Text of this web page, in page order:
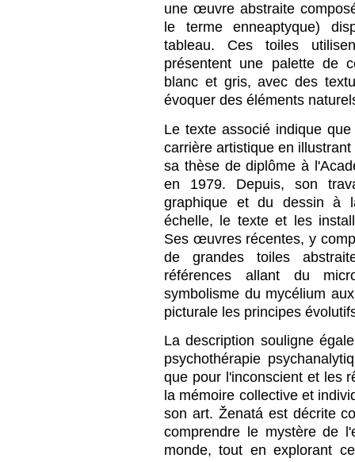
une œuvre abstraite
le terme enneaptyque)
tableau. Ces toiles
présentent une palette de
blanc et gris, avec des
évoquer des éléments
Le texte associé indique
carrière artistique en
sa thèse de diplôme à
en 1979. Depuis, son
graphique et du dessin à
échelle, le texte et les
Ses œuvres récentes, y
de grandes toiles
références allant du
symbolisme du mycélium
picturale les principes
La description souligne
psychothérapie
que pour l'inconscient et les
la mémoire collective et
son art. Ženatá est décrite
comprendre le mystère de
monde, tout en explorant